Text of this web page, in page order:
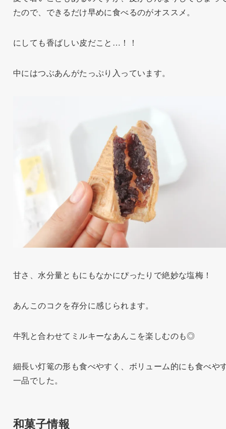
たので、できるだけ早めに食べるのがオススメ。
にしても香ばしい皮だこと…！！
中にはつぶあんがたっぷり入っています。
甘さ、水分量ともにもなかにぴったりで絶妙な塩梅！
あんこのコクを存分に感じられます。
牛乳と合わせてミルキーなあんこを楽しむのも◎
細長い灯篭の形も食べやすく、ボリューム的にも食べや
一品でした。
和菓子情報